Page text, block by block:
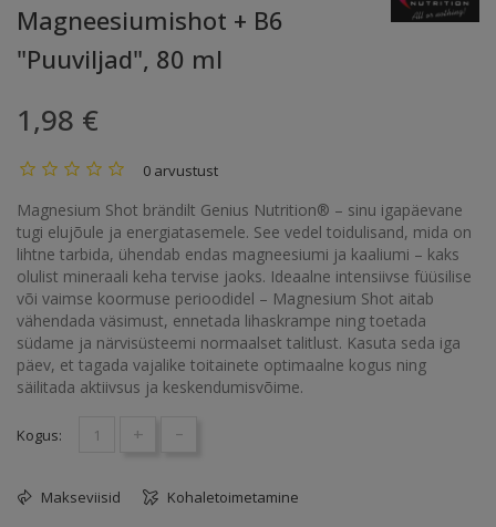
Magneesiumishot + B6
"Puuviljad", 80 ml
1,98 €
0 arvustust
Magnesium Shot brändilt Genius Nutrition® – sinu igapäevane
tugi elujõule ja energiatasemele. See vedel toidulisand, mida on
lihtne tarbida, ühendab endas magneesiumi ja kaaliumi – kaks
olulist mineraali keha tervise jaoks. Ideaalne intensiivse füüsilise
või vaimse koormuse perioodidel – Magnesium Shot aitab
vähendada väsimust, ennetada lihaskrampe ning toetada
südame ja närvisüsteemi normaalset talitlust. Kasuta seda iga
päev, et tagada vajalike toitainete optimaalne kogus ning
säilitada aktiivsus ja keskendumisvõime.
Kogus: + -
Makseviisid Kohaletoimetamine